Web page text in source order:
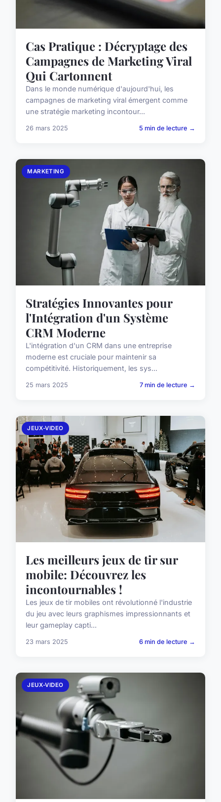
Cas Pratique : Décryptage des
Campagnes de Marketing Viral
Qui Cartonnent
Dans le monde numérique d'aujourd'hui, les
campagnes de marketing viral émergent comme
une stratégie marketing incontour...
26 mars 2025 5 min de lecture →
MARKETING
Stratégies Innovantes pour
l'Intégration d'un Système
CRM Moderne
L'intégration d'un CRM dans une entreprise
moderne est cruciale pour maintenir sa
compétitivité. Historiquement, les sys...
25 mars 2025 7 min de lecture →
JEUX-VIDEO
Les meilleurs jeux de tir sur
mobile: Découvrez les
incontournables !
Les jeux de tir mobiles ont révolutionné l'industrie
du jeu avec leurs graphismes impressionnants et
leur gameplay capti...
23 mars 2025 6 min de lecture →
JEUX-VIDEO